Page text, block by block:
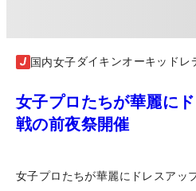
国内女子ダイキンオーキッドレ
女子プロたちが華麗に
戦の前夜祭開催
女子プロたちが華麗にドレスア